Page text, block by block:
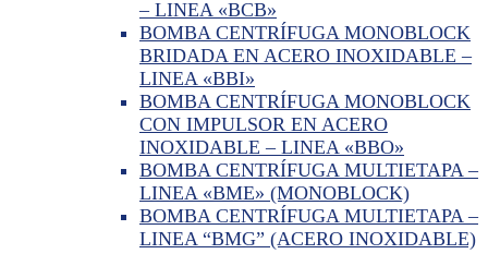
– LINEA «BCB»
BOMBA CENTRÍFUGA MONOBLOCK
BRIDADA EN ACERO INOXIDABLE –
LINEA «BBI»
BOMBA CENTRÍFUGA MONOBLOCK
CON IMPULSOR EN ACERO
INOXIDABLE – LINEA «BBO»
BOMBA CENTRÍFUGA MULTIETAPA –
LINEA «BME» (MONOBLOCK)
BOMBA CENTRÍFUGA MULTIETAPA –
LINEA “BMG” (ACERO INOXIDABLE)